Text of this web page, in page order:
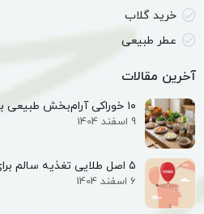
خرید گلاب
عطر طبیعی
آخرین مقالات
۱۰ خوراکی آرام‌بخش طبیعی برای اعصاب خسته
9 اسفند 1404
۵ اصل طلایی تغذیه سالم برای کنترل استرس
6 اسفند 1404